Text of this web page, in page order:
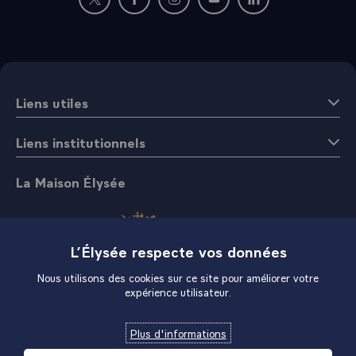
Nouvelle fenêtre : rejoignez-nous sur Twitter
Nouvelle fenêtre : rejoignez-nous sur
Nouvelle fenêtre : rejoignez-nous
Nouvelle fenêtre :
Nouvelle fenêtre :
Liens utiles
Liens institutionnels
La Maison Élysée
L’Élysée respecte vos données
Nous utilisons des cookies sur ce site pour améliorer votre
expérience utilisateur.
Plus d'informations